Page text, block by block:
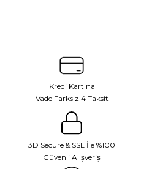
Kredi Kartına
Vade Farksız 4 Taksit
3D Secure & SSL İle %100
Güvenli Alışveriş